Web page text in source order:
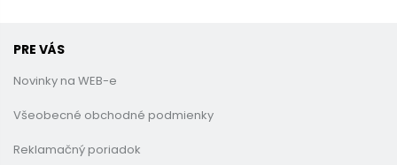
PRE VÁS
Novinky na WEB-e
Všeobecné obchodné podmienky
Reklamačný poriadok